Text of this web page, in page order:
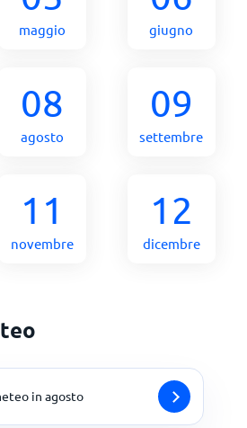
maggio giugno
08
agosto
09
settembre
11
novembre
12
dicembre
in agosto